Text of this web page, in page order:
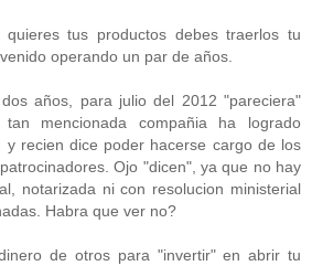
tus productos debes traerlos tu
operando un par de años.
años, para julio del 2012 "pareciera"
mencionada compañia ha logrado
y recien dice poder hacerse cargo de los
Ojo "dicen", ya que no hay
notarizada ni con resolucion ministerial
Habra que ver no?
de otros para "invertir" en abrir tu